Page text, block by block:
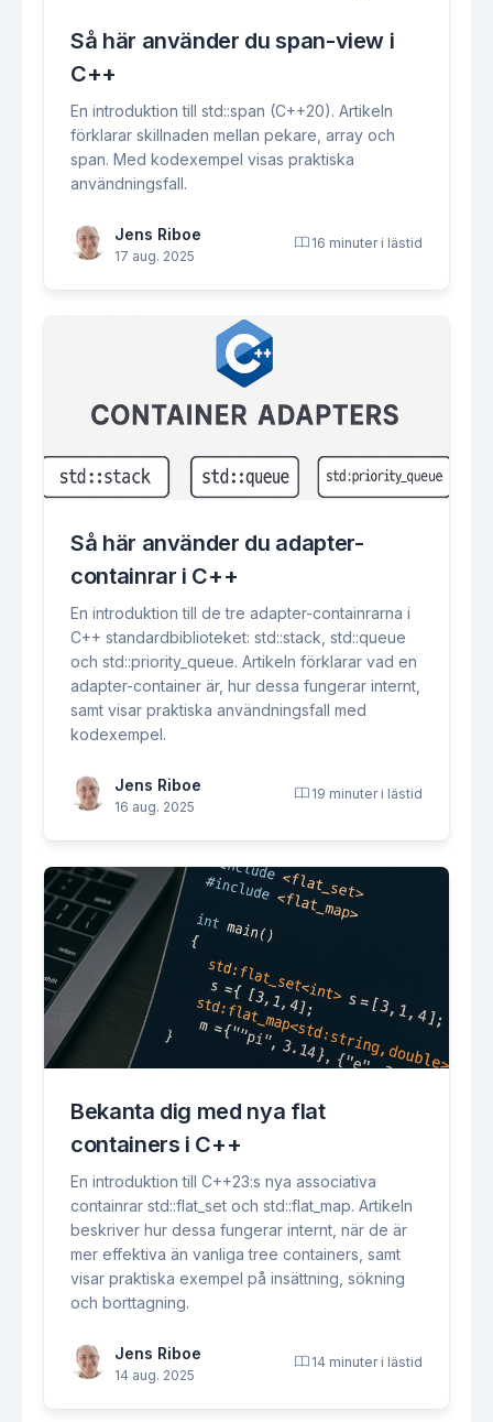
Så här använder du span-view i
C++
En introduktion till std::span (C++20). Artikeln
förklarar skillnaden mellan pekare, array och
span. Med kodexempel visas praktiska
användningsfall.
Jens Riboe
17 aug. 2025
16 minuter i lästid
Så här använder du adapter-
containrar i C++
En introduktion till de tre adapter-containrarna i
C++ standardbiblioteket: std::stack, std::queue
och std::priority_queue. Artikeln förklarar vad en
adapter-container är, hur dessa fungerar internt,
samt visar praktiska användningsfall med
kodexempel.
Jens Riboe
16 aug. 2025
19 minuter i lästid
Bekanta dig med nya flat
containers i C++
En introduktion till C++23:s nya associativa
containrar std::flat_set och std::flat_map. Artikeln
beskriver hur dessa fungerar internt, när de är
mer effektiva än vanliga tree containers, samt
visar praktiska exempel på insättning, sökning
och borttagning.
Jens Riboe
14 aug. 2025
14 minuter i lästid